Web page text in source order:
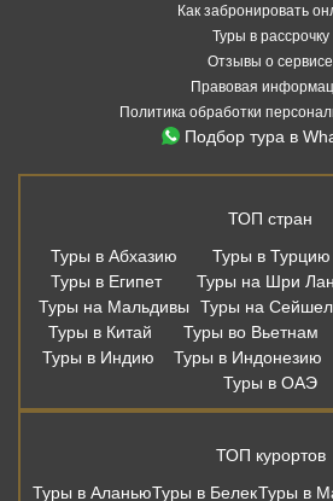
Как забронировать
Туры в рассрочку
Отзывы о сервисе
Правовая
Политика обработки
Подбор тура в
ТОП стран
Туры в Абхазию
Туры в Турцию
Туры в Египет
Туры на Шри
Туры на Мальдивы
Туры на
Туры в Китай
Туры во Вьетнам
Туры в Индию
Туры в Индонезию
Туры в ОАЭ
ТОП курортов
Туры в АланьюТуры в БелекТуры в